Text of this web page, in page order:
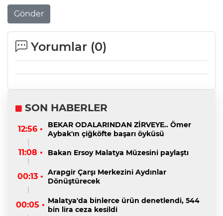
Gönder
Yorumlar (0)
SON HABERLER
12:56 •
BEKAR ODALARINDAN ZİRVEYE.. Ömer
Aybak'ın çiğköfte başarı öyküsü
11:08 • Bakan Ersoy Malatya Müzesini paylaştı
00:13 • Arapgir Çarşı Merkezini Aydınlar
Dönüştürecek
00:05 • Malatya'da binlerce ürün denetlendi, 544
bin lira ceza kesildi